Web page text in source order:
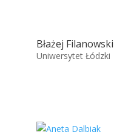
Błażej Filanowski
Uniwersytet Łódzki